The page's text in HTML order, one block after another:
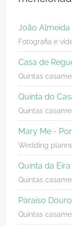
João Almeida
Fotografia e
Casa de
Quintas
Quinta do
Quintas
Mary Me -
Wedding
Quinta da Eira
Quintas
Paraiso Douro
Quintas